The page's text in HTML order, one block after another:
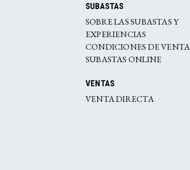
SUBASTAS
SOBRE LAS SUBASTAS Y
EXPERIENCIAS
CONDICIONES DE VENTA
SUBASTAS ONLINE
VENTAS
VENTA DIRECTA